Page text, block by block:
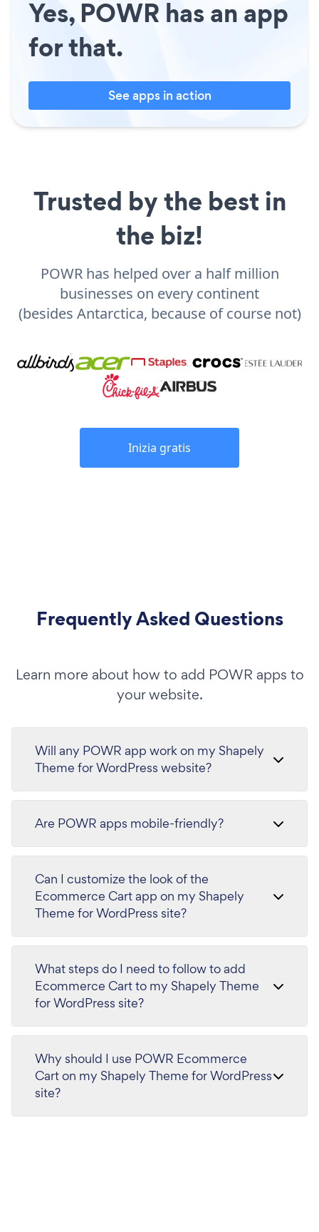
Yes, POWR has an app
for that.
See apps in action
Trusted by the best in
the biz!
POWR has helped over a half million
businesses on every continent
(besides Antarctica, because of course not)
Inizia gratis
Frequently Asked Questions
Learn more about how to add POWR apps to
your website.
Will any POWR app work on my Shapely
Theme for WordPress website?
Are POWR apps mobile-friendly?
Can I customize the look of the
Ecommerce Cart app on my Shapely
Theme for WordPress site?
What steps do I need to follow to add
Ecommerce Cart to my Shapely Theme
for WordPress site?
Why should I use POWR Ecommerce
Cart on my Shapely Theme for WordPress
site?